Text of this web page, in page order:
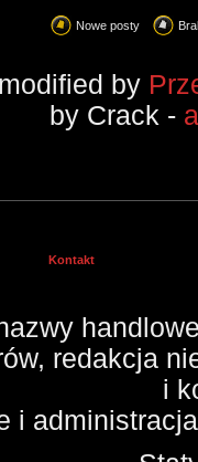
Nowe posty
modified by
by Crack -
Kontakt
redakcja
i
i